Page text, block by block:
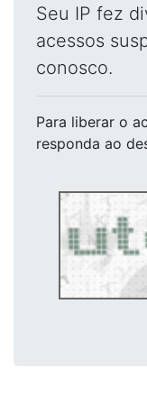
Seu IP fez
acessos
conosco.
Para liberar o
responda ao